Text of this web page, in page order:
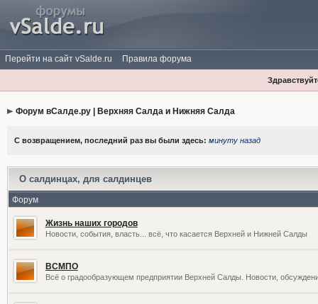
Перейти на сайт vSalde.ru Правила форума
Форум вСалде.ру | Верхняя Салда и Нижняя Салда
С возвращением, последний раз вы были здесь: минуту назад
О салдинцах, для салдинцев
Форум
Жизнь наших городов
Новости, события, власть... всё, что касается Верхней и Нижней Салды
ВСМПО
Всё о градообразующем предприятии Верхней Салды. Новости,